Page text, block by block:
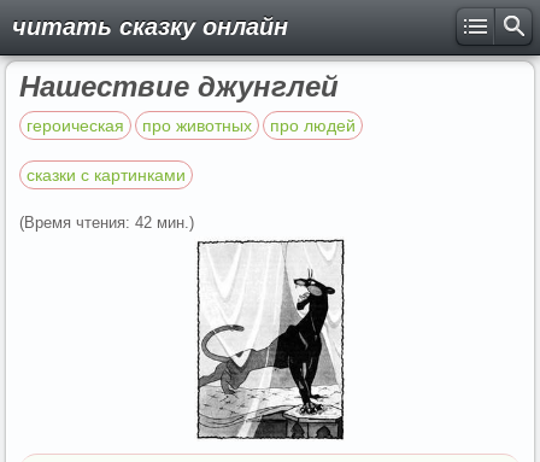
читать сказку онлайн
Нашествие джунглей
героическая про животных про людей
сказки с картинками
(Время чтения: 42 мин.)